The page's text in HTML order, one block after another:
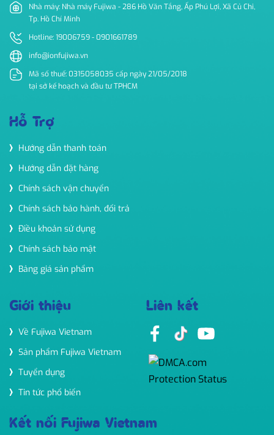
Nhà máy: Nhà máy Fujiwa - 286 Hồ Văn Tắng, Ấp Phú Lợi, Xã Củ Chi,
Tp. Hồ Chí Minh
Hotline: 19006759 - 0901661789
info@ionfujiwa.vn
Mã số thuế: 0315058035 cấp ngày 21/05/2018
tại sở kế hoạch và đầu tư TPHCM
Hỗ Trợ
Hướng dẫn thanh toán
Hướng dẫn đặt hàng
Chính sách vận chuyển
Chính sách bảo hành, đổi trả
Điều khoản sử dụng
Chính sách bảo mật
Bảng giá sản phẩm
Giới thiệu
Về Fujiwa Vietnam
Sản phẩm Fujiwa Vietnam
Tuyển dụng
Tin tức phổ biến
Liên kết
Kết nối Fujiwa Vietnam